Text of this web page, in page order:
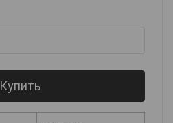
Купить